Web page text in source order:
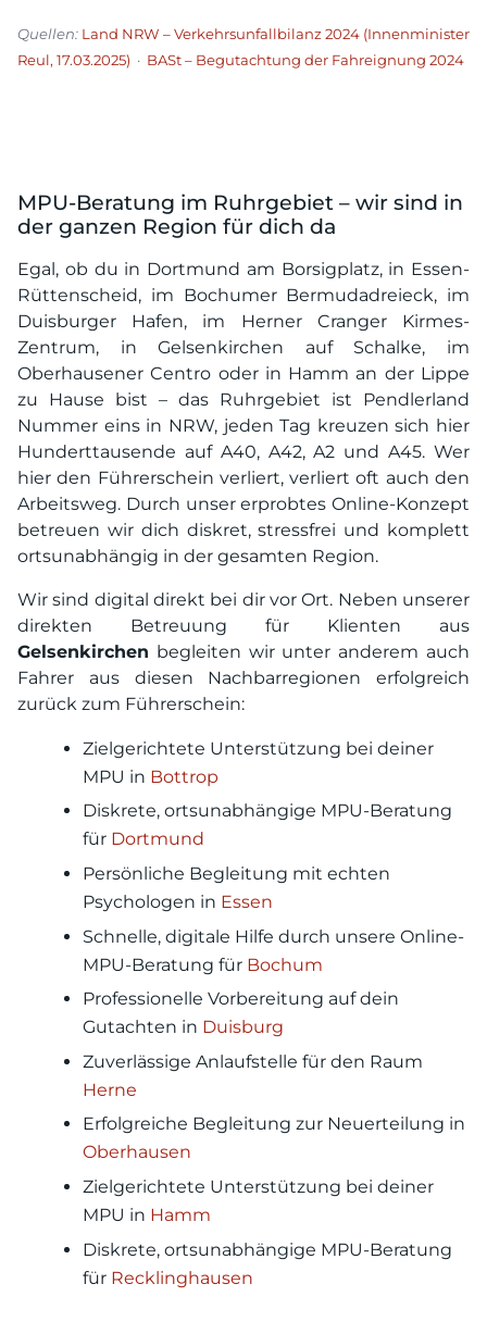
Quellen: Land NRW – Verkehrsunfallbilanz 2024 (Innenminister
Reul, 17.03.2025) · BASt – Begutachtung der Fahreignung 2024
MPU-Beratung im Ruhrgebiet – wir sind in
der ganzen Region für dich da
Egal, ob du in Dortmund am Borsigplatz, in Essen-
Rüttenscheid, im Bochumer Bermudadreieck, im
Duisburger Hafen, im Herner Cranger Kirmes-
Zentrum, in Gelsenkirchen auf Schalke, im
Oberhausener Centro oder in Hamm an der Lippe
zu Hause bist – das Ruhrgebiet ist Pendlerland
Nummer eins in NRW, jeden Tag kreuzen sich hier
Hunderttausende auf A40, A42, A2 und A45. Wer
hier den Führerschein verliert, verliert oft auch den
Arbeitsweg. Durch unser erprobtes Online-Konzept
betreuen wir dich diskret, stressfrei und komplett
ortsunabhängig in der gesamten Region.
Wir sind digital direkt bei dir vor Ort. Neben unserer
direkten Betreuung für Klienten aus
Gelsenkirchen begleiten wir unter anderem auch
Fahrer aus diesen Nachbarregionen erfolgreich
zurück zum Führerschein:
Zielgerichtete Unterstützung bei deiner
MPU in Bottrop
Diskrete, ortsunabhängige MPU-Beratung
für Dortmund
Persönliche Begleitung mit echten
Psychologen in Essen
Schnelle, digitale Hilfe durch unsere Online-
MPU-Beratung für Bochum
Professionelle Vorbereitung auf dein
Gutachten in Duisburg
Zuverlässige Anlaufstelle für den Raum
Herne
Erfolgreiche Begleitung zur Neuerteilung in
Oberhausen
Zielgerichtete Unterstützung bei deiner
MPU in Hamm
Diskrete, ortsunabhängige MPU-Beratung
für Recklinghausen